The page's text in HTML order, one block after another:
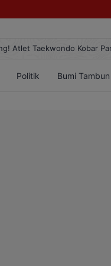
Atlet Taekwondo Kobar
Politik Bumi